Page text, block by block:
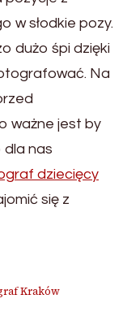
w słodkie pozy.
dużo śpi dzięki
Na
ważne jest by
dla nas
dziecięcy
się z
Kraków